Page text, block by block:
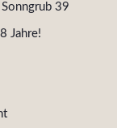
39
Jahre!